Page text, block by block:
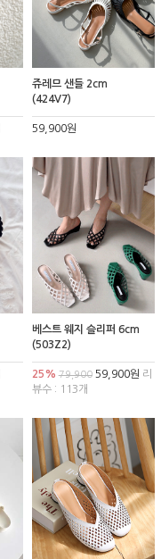
쥬레므 샌들 2cm
(424V7)
59,900원
베스트 웨지 슬리퍼 6cm
(503Z2)
25% 79,90059,900원 리
뷰수 : 113개